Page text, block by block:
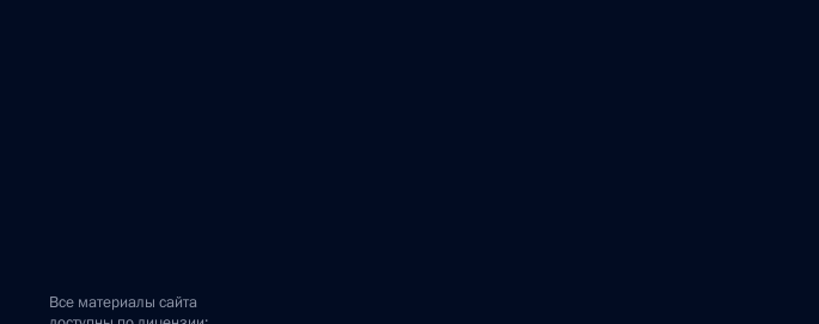
Все материалы сайта